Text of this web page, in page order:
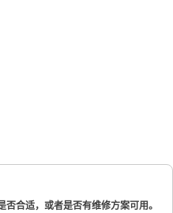
合适，或者是否有维修方案可用。